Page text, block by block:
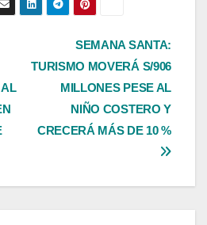
SEMANA SANTA:
TURISMO MOVERÁ S/906
MILLONES PESE AL
NIÑO COSTERO Y
CRECERÁ MÁS DE 10 %